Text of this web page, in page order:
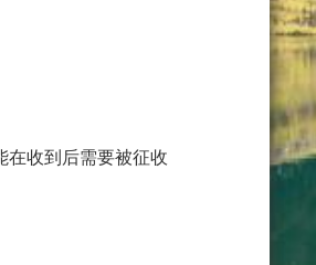
在收到后需要被征收